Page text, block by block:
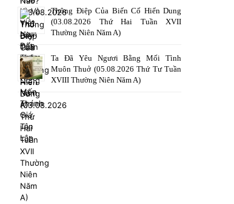
Thông Điệp Của Biến Cố Hiển Dung
(03.08.2026 Thứ Hai Tuần XVII
Thường Niên Năm A)
Ta Đã Yêu Ngươi Bằng Mối Tình
Muôn Thuở (05.08.2026 Thứ Tư Tuần
XVIII Thường Niên Năm A)